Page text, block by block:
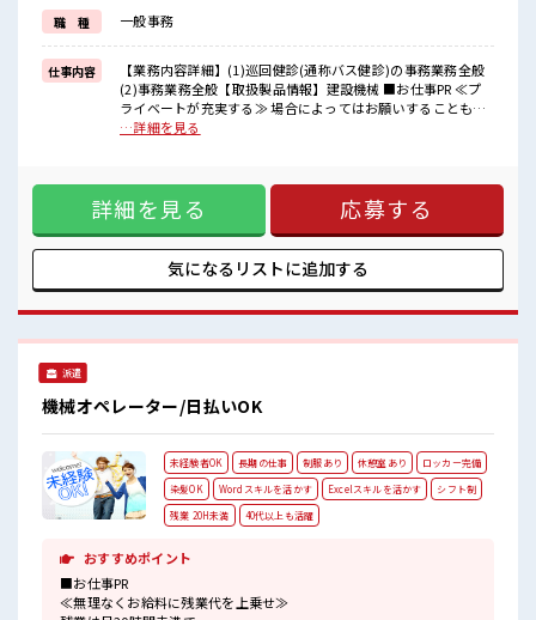
■職場の雰囲気
“コジンマリ”が好きな方にもお勧め！！
少人数の職場です♪
休憩室完備でランチや休憩も充実しそう♪
職場にはロッカー完備！
私物の置きすぎには注意が必要ですね★
職 種 一般事務
仕事内容
【業務内容詳細】(1)巡回健診(通称バス健診)の事務業務全般
(2)事務業務全般【取扱製品情報】建設機械 ■お仕事PR ≪プ
ライベートが充実する≫ 場合によってはお願いすることもあ
りますが、 残業はほとんどナシ！ ≪初めての仕事だけど自分
ステップUP目指していきましょう！ ≪様々なお仕事をご提案
≫ 一人で悩まず気軽に相談できる、 派遣のお仕事です！ ■職
場の雰囲気 “コジンマリ”が好きな方にもお勧め！！ 少人数の
職場です♪ 休憩室完備でランチや休憩も充実しそう♪ 職場に
はロッカー完備！ 私物の置きすぎには注意が必要ですね★
…詳細を見る
詳細を見る 応募する
気になるリストに追加する
派遣
機械オペレーター/日払いOK
未経験者OK 長期の仕事 制服あり 休憩室あり
ロッカー完備
染髪OK
Wordスキルを活かす Excelスキルを活かす
シフト制
残業 20H未満
40代以上も活躍
おすすめポイント
■お仕事PR
≪無理なくお給料に残業代を上乗せ≫